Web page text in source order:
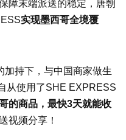
障末端派送的稳定，唐朝
实现墨西哥全境覆
加持下，与中国商家做生
从使用了SHE EXPRESS
的商品，最快3天就能收
视频分享！